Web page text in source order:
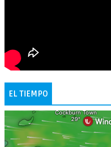
EL TIEMPO